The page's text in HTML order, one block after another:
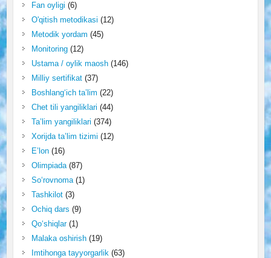
Fan oyligi (6)
O'qitish metodikasi (12)
Metodik yordam (45)
Monitoring(12)
Ustama / oylik maosh(146)
Milliy sertifikat(37)
Boshlang‘ich ta’lim (22)
Chet tili yangiliklari (44)
Ta’lim yangiliklari (374)
Xorijda ta’lim tizimi (12)
E’lon(16)
Olimpiada(87)
So‘rovnoma(1)
Tashkilot(3)
Ochiq dars (9)
Qo‘shiqlar(1)
Malaka oshirish(19)
Imtihonga tayyorgarlik(63)